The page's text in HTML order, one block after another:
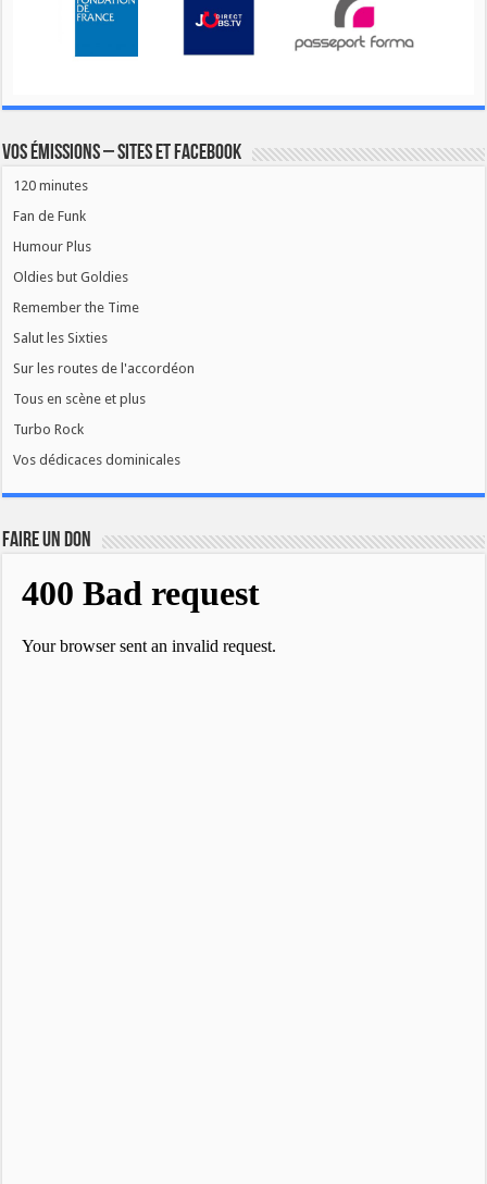
Vos émissions – Sites et Facebook
120 minutes
Fan de Funk
Humour Plus
Oldies but Goldies
Remember the Time
Salut les Sixties
Sur les routes de l'accordéon
Tous en scène et plus
Turbo Rock
Vos dédicaces dominicales
FAIRE UN DON